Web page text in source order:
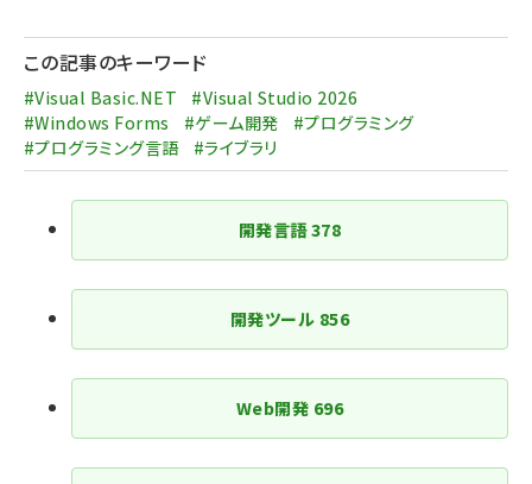
送
り
この記事のキーワード
#Visual Basic.NET
#Visual Studio 2026
#Windows Forms
#ゲーム開発
#プログラミング
#プログラミング言語
#ライブラリ
開発言語378
開発ツール 856
Web開発 696